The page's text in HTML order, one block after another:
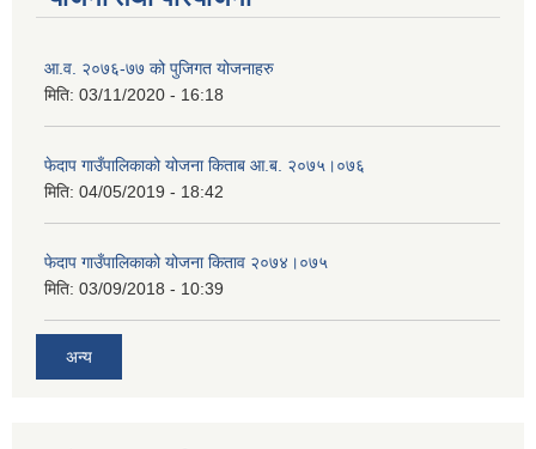
आ.व. २०७६-७७ को पुजिगत योजनाहरु
मिति: 03/11/2020 - 16:18
फेदाप गाउँपालिकाको योजना किताब आ.ब. २०७५।०७६
मिति: 04/05/2019 - 18:42
फेदाप गाउँपालिकाको योजना किताव २०७४।०७५
मिति: 03/09/2018 - 10:39
अन्य